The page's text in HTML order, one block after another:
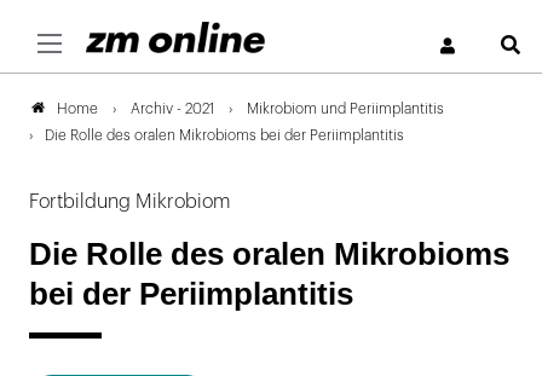
Home Archiv - 2021
Mikrobiom und Periimplantitis
Die Rolle des oralen Mikrobioms bei der Periimplantitis
Fortbildung Mikrobiom
Die Rolle des oralen Mikrobioms
bei der Periimplantitis